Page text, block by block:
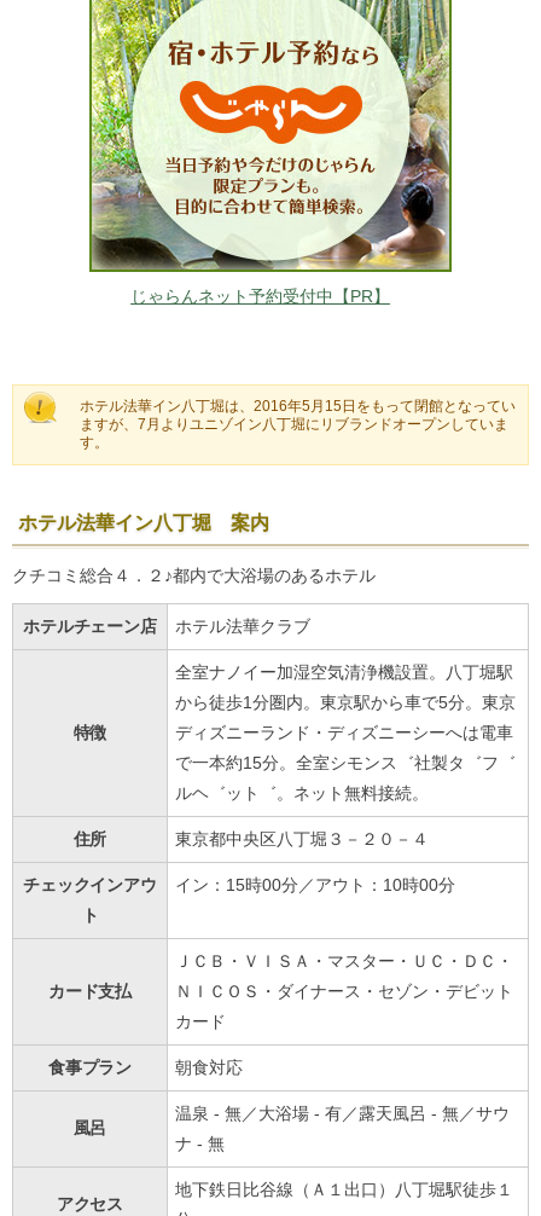
じゃらんネット予約受付中【PR】
ホテル法華イン八丁堀は、2016年5月15日をもって閉館となってい
ますが、7月よりユニゾイン八丁堀にリブランドオープンしていま
す。
ホテル法華イン八丁堀 案内
クチコミ総合４．２♪都内で大浴場のあるホテル
ホテルチェーン店 ホテル法華クラブ
特徴
全室ナノイー加湿空気清浄機設置。八丁堀駅
から徒歩1分圏内。東京駅から車で5分。東京
ディズニーランド・ディズニーシーへは電車
で一本約15分。全室シモンス゛社製タ゛フ゛
ルヘ゛ット゛。ネット無料接続。
住所 東京都中央区八丁堀３－２０－４
チェックインアウ
ト
イン：15時00分／アウト：10時00分
カード支払
ＪＣＢ・ＶＩＳＡ・マスター・ＵＣ・ＤＣ・
ＮＩＣＯＳ・ダイナース・セゾン・デビット
カード
食事プラン 朝食対応
風呂
温泉 - 無／大浴場 - 有／露天風呂 - 無／サウ
ナ - 無
アクセス
地下鉄日比谷線（Ａ１出口）八丁堀駅徒歩１